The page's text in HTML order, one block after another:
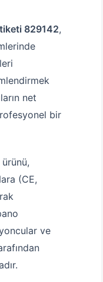
829142,
net
bir
ürünü,
(CE,
ve